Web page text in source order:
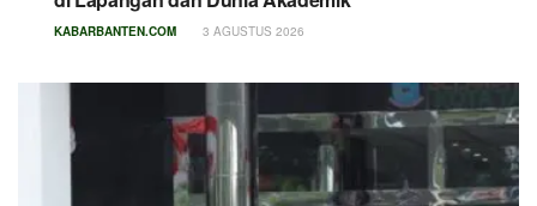
KABARBANTEN.COM 3 AGUSTUS 2026